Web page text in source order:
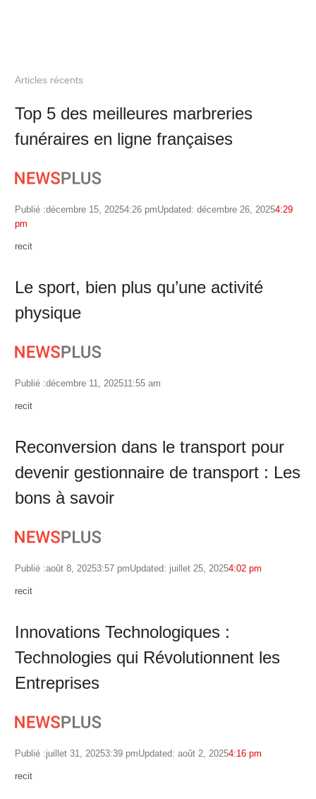
Articles récents
Top 5 des meilleures marbreries
funéraires en ligne françaises
Publié :décembre 15, 20254:26 pmUpdated: décembre 26, 20254:29
pm
Author
recit
Le sport, bien plus qu’une activité
physique
Publié :décembre 11, 202511:55 am
Author
recit
Reconversion dans le transport pour
devenir gestionnaire de transport : Les
bons à savoir
Publié :août 8, 20253:57 pmUpdated: juillet 25, 20254:02 pm
Author
recit
Innovations Technologiques :
Technologies qui Révolutionnent les
Entreprises
Publié :juillet 31, 20253:39 pmUpdated: août 2, 20254:16 pm
Author
recit